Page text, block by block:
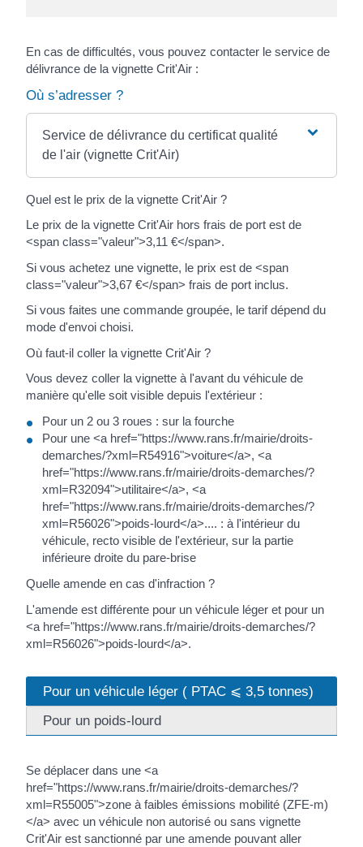
En cas de difficultés, vous pouvez contacter le service de
délivrance de la vignette Crit'Air :
Où s’adresser ?
Service de délivrance du certificat qualité
de l'air (vignette Crit'Air)
Quel est le prix de la vignette Crit'Air ?
Le prix de la vignette Crit'Air hors frais de port est de
<span class="valeur">3,11 €</span>.
Si vous achetez une vignette, le prix est de <span
class="valeur">3,67 €</span> frais de port inclus.
Si vous faites une commande groupée, le tarif dépend du
mode d'envoi choisi.
Où faut-il coller la vignette Crit'Air ?
Vous devez coller la vignette à l'avant du véhicule de
manière qu'elle soit visible depuis l'extérieur :
Pour un 2 ou 3 roues : sur la fourche
Pour une <a href="https://www.rans.fr/mairie/droits-
demarches/?xml=R54916">voiture</a>, <a
href="https://www.rans.fr/mairie/droits-demarches/?
xml=R32094">utilitaire</a>, <a
href="https://www.rans.fr/mairie/droits-demarches/?
xml=R56026">poids-lourd</a>.... : à l'intérieur du
véhicule, recto visible de l'extérieur, sur la partie
inférieure droite du pare-brise
Quelle amende en cas d'infraction ?
L'amende est différente pour un véhicule léger et pour un
<a href="https://www.rans.fr/mairie/droits-demarches/?
xml=R56026">poids-lourd</a>.
Pour un véhicule léger ( PTAC ⩽ 3,5 tonnes)
Pour un poids-lourd
Se déplacer dans une <a
href="https://www.rans.fr/mairie/droits-demarches/?
xml=R55005">zone à faibles émissions mobilité (ZFE-m)
</a> avec un véhicule non autorisé ou sans vignette
Crit'Air est sanctionné par une amende pouvant aller